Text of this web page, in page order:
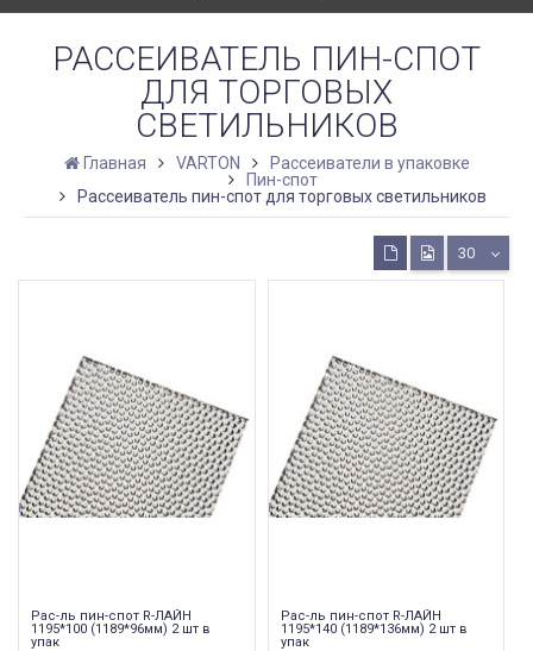
РАССЕИВАТЕЛЬ ПИН-СПОТ
ДЛЯ ТОРГОВЫХ
СВЕТИЛЬНИКОВ
Главная VARTON
Рассеиватели в упаковке
Пин-спот
Рассеиватель пин-спот для торговых светильников
30
Рас-ль пин-спот R-ЛАЙН
1195*100 (1189*96мм) 2 шт в
упак
Рас-ль пин-спот R-ЛАЙН
1195*140 (1189*136мм) 2 шт в
упак